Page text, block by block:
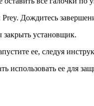
Дождитесь
установщик.
ее, следуя
ее для